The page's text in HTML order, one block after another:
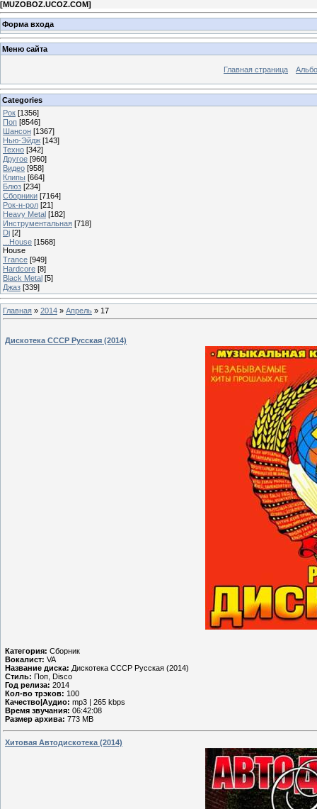
[MUZOBOZ.UCOZ.COM]
Форма входа
Меню сайта
Главная страница
Categories
Рок [1356]
Поп [8546]
Шансон [1367]
Нью-Эйдж [143]
Техно [342]
Другое [960]
Видео [958]
Клипы [664]
Блюз [234]
Сборники [7164]
Рок-н-рол [21]
Heavy Metal [182]
Инструментальная [718]
Dj [2]
...House [1568]
House
Trance [949]
Hardcore [8]
Black Metal [5]
Джаз [339]
Главная » 2014 » Апрель » 17
Дискотека СССР Русская (2014)
Категория: Сборник
Вокалист: VA
Название диска: Дискотека СССР Русская (2014)
Стиль: Поп, Disco
Год релиза: 2014
Кол-во трэков: 100
Качество|Аудио: mp3 | 265 kbps
Время звучания: 06:42:08
Размер архива: 773 MB
Хитовая Автодискотека (2014)